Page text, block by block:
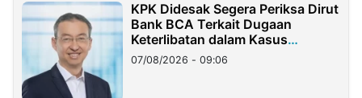
KPK Didesak Segera Periksa Dirut
Bank BCA Terkait Dugaan
Keterlibatan dalam Kasus
Hilangnya Dana Nasabah Rp2,58
Miliar
07/08/2026 - 09:06